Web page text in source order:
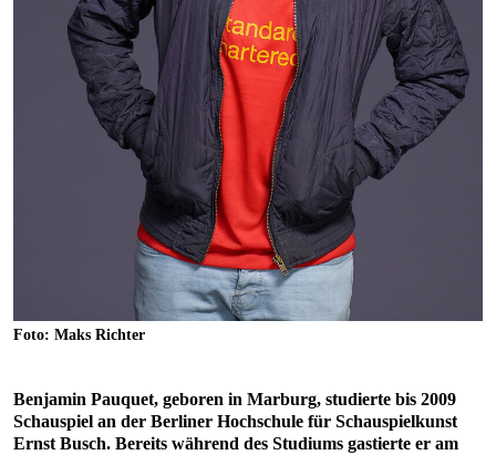
Foto: Maks Richter
Benjamin Pauquet, geboren in Marburg, studierte bis 2009
Schauspiel an der Berliner Hochschule für Schauspielkunst
Ernst Busch. Bereits während des Studiums gastierte er am